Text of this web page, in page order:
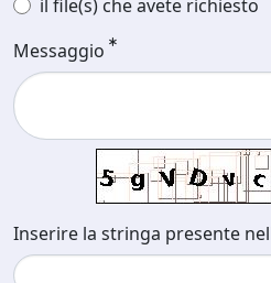
il file(s) che avete richiesto
Messaggio
Inserire la stringa presente